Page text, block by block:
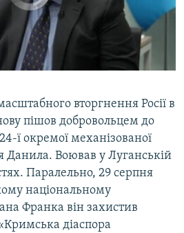
вторгнення Росії в
пішов добровольцем до
ї окремої механізованої
Данила. Воював у Луганській
Паралельно, 29 серпня
національному
Франка він захистив
діаспора